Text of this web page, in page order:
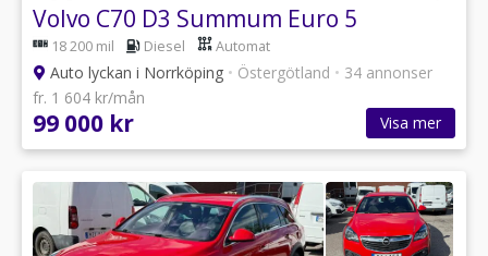
Volvo C70 D3 Summum Euro 5
18 200 mil Diesel Automat
Auto lyckan i Norrköping • Östergötland • 34 annonser
fr. 1 604 kr/mån
99 000 kr Visa mer